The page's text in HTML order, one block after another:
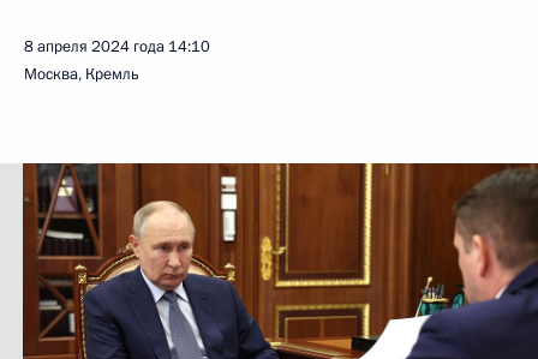
8 апреля 2024 года 14:10
Москва, Кремль